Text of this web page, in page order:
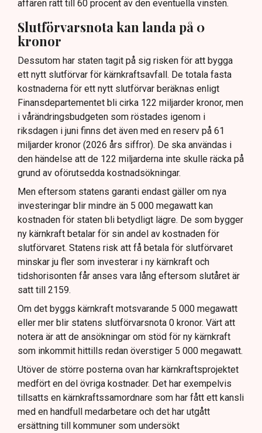
affären rätt till 60 procent av den eventuella vinsten.
Slutförvarsnota kan landa på 0
kronor
Dessutom har staten tagit på sig risken för att bygga
ett nytt slutförvar för kärnkraftsavfall. De totala fasta
kostnaderna för ett nytt slutförvar beräknas enligt
Finansdepartementet bli cirka 122 miljarder kronor, men
i vårändringsbudgeten som röstades igenom i
riksdagen i juni finns det även med en reserv på 61
miljarder kronor (2026 års siffror). De ska användas i
den händelse att de 122 miljarderna inte skulle räcka på
grund av oförutsedda kostnadsökningar.
Men eftersom statens garanti endast gäller om nya
investeringar blir mindre än 5 000 megawatt kan
kostnaden för staten bli betydligt lägre. De som bygger
ny kärnkraft betalar för sin andel av kostnaden för
slutförvaret. Statens risk att få betala för slutförvaret
minskar ju fler som investerar i ny kärnkraft och
tidshorisonten får anses vara lång eftersom slutåret är
satt till 2159.
Om det byggs kärnkraft motsvarande 5 000 megawatt
eller mer blir statens slutförvarsnota 0 kronor. Värt att
notera är att de ansökningar om stöd för ny kärnkraft
som inkommit hittills redan överstiger 5 000 megawatt.
Utöver de större posterna ovan har kärnkraftsprojektet
medfört en del övriga kostnader. Det har exempelvis
tillsatts en kärnkraftssamordnare som har fått ett kansli
med en handfull medarbetare och det har utgått
ersättning till kommuner som undersökt